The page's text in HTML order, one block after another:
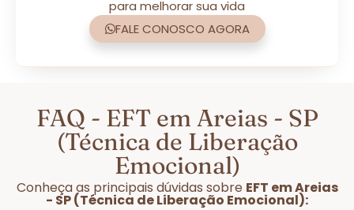
para melhorar sua vida
FALE CONOSCO AGORA
FAQ - EFT em Areias - SP
(Técnica de Liberação
Emocional)
Conheça as principais dúvidas sobre EFT em Areias
- SP (Técnica de Liberação Emocional):